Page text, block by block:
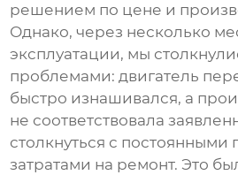
решением по цене и
Однако, через несколько
эксплуатации, мы
проблемами: двигатель
быстро изнашивался, а
не соответствовала
столкнуться с постоянными
затратами на ремонт. Это